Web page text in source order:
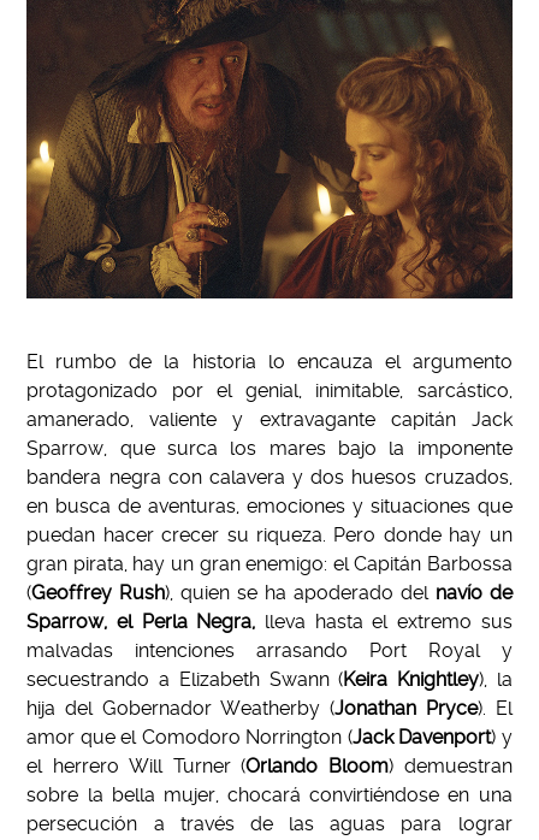
El rumbo de la historia lo encauza el argumento
protagonizado por el genial, inimitable, sarcástico,
amanerado, valiente y extravagante capitán Jack
Sparrow, que surca los mares bajo la imponente
bandera negra con calavera y dos huesos cruzados,
en busca de aventuras, emociones y situaciones que
puedan hacer crecer su riqueza. Pero donde hay un
gran pirata, hay un gran enemigo: el Capitán Barbossa
(Geoffrey Rush), quien se ha apoderado del navío de
Sparrow, el Perla Negra, lleva hasta el extremo sus
malvadas intenciones arrasando Port Royal y
secuestrando a Elizabeth Swann (Keira Knightley), la
hija del Gobernador Weatherby (Jonathan Pryce). El
amor que el Comodoro Norrington (Jack Davenport) y
el herrero Will Turner (Orlando Bloom) demuestran
sobre la bella mujer, chocará convirtiéndose en una
persecución a través de las aguas para lograr